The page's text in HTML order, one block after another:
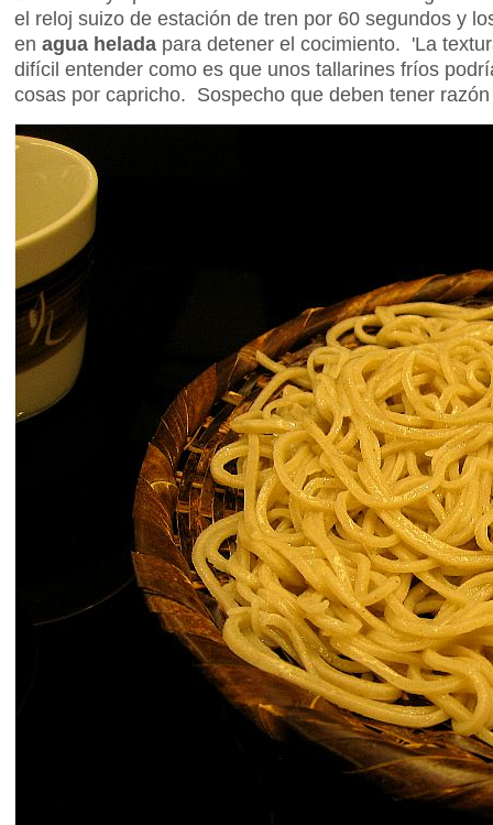
el reloj suizo de estación de tren por 60 segundos y
en agua helada para detener el cocimiento. 'La
difícil entender como es que unos tallarines fríos
cosas por capricho. Sospecho que deben tener